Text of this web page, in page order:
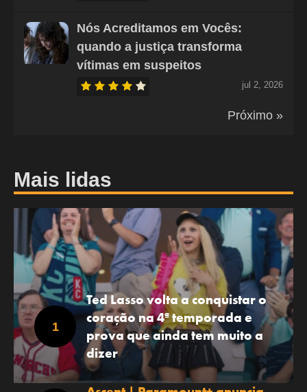
Nós Acreditamos em Vocês:
quando a justiça transforma
vítimas em suspeitos
jul 2, 2026
Próximo »
Mais lidas
Ted Lasso volta a conquistar o
coração na 4ª temporada e
prova que ainda tem muito a
dizer